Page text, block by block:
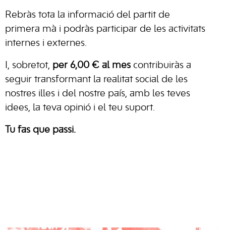
Rebràs tota la informació del partit de
primera mà i podràs participar de les activitats
internes i externes.
I, sobretot, per 6,00 € al mes contribuiràs a
seguir transformant la realitat social de les
nostres illes i del nostre país, amb les teves
idees, la teva opinió i el teu suport.
Tu fas que passi.